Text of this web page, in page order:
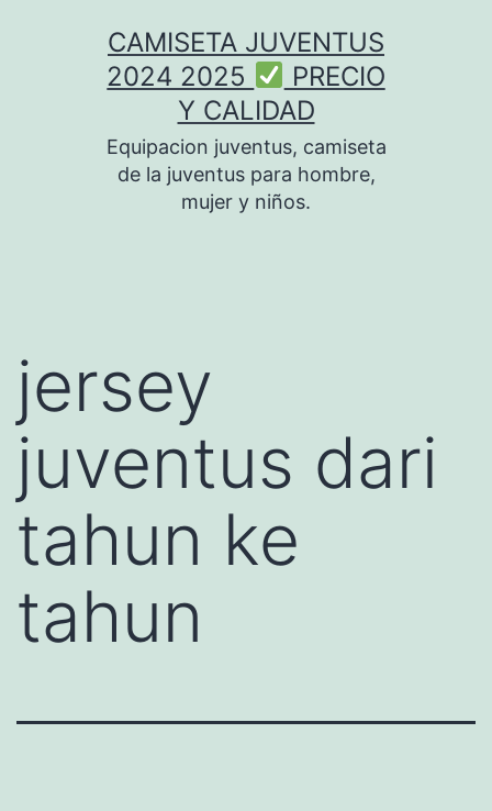
CAMISETA JUVENTUS
2024 2025
PRECIO
Y CALIDAD
Equipacion juventus, camiseta
de la juventus para hombre,
mujer y niños.
jersey
juventus dari
tahun ke
tahun